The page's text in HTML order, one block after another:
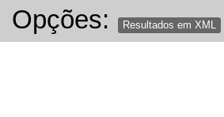
Opções: Resultados em XML